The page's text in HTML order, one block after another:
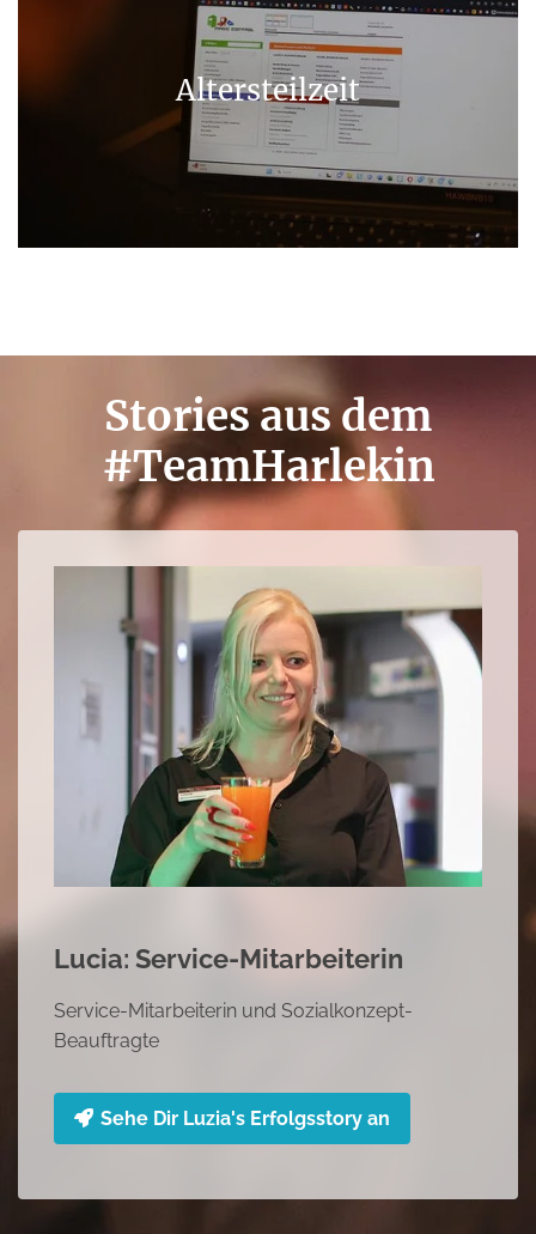
Altersteilzeit
Stories aus dem
#TeamHarlekin
Lucia: Service-Mitarbeiterin
Service-Mitarbeiterin und Sozialkonzept-
Beauftragte
Sehe Dir Luzia's Erfolgsstory an